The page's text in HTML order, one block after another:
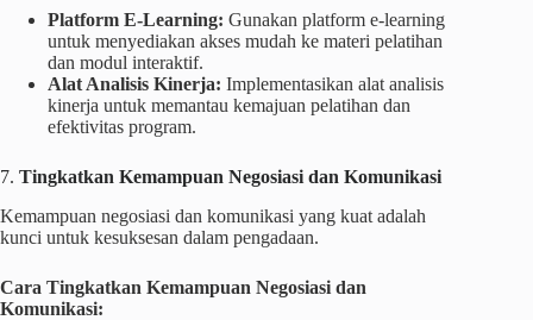
Platform E-Learning: Gunakan platform e-learning
untuk menyediakan akses mudah ke materi pelatihan
dan modul interaktif.
Alat Analisis Kinerja: Implementasikan alat analisis
kinerja untuk memantau kemajuan pelatihan dan
efektivitas program.
7. Tingkatkan Kemampuan Negosiasi dan Komunikasi
Kemampuan negosiasi dan komunikasi yang kuat adalah
kunci untuk kesuksesan dalam pengadaan.
Cara Tingkatkan Kemampuan Negosiasi dan
Komunikasi: